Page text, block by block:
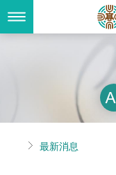
到
要
組織職掌
聯絡資訊
業務服務
法令規章
書表下載
首頁最新消息